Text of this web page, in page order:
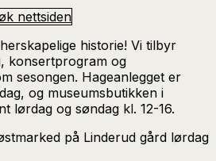
nettsiden
historie! Vi tilbyr
konsertprogram og
sesongen. Hageanlegget er
og museumsbutikken i
lørdag og søndag kl. 12-16.
på Linderud gård lørdag